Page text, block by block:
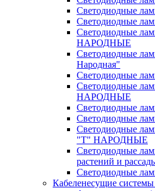
Светодиодные
Светодиодные
Светодиодные
НАРОДНЫЕ
Светодиодные
Народная"
Светодиодные
Светодиодные
НАРОДНЫЕ
Светодиодные
Светодиодные
Светодиодные
"Т" НАРОДНЫЕ
Светодиодные
растений и
Светодиодные
Кабеленесущие